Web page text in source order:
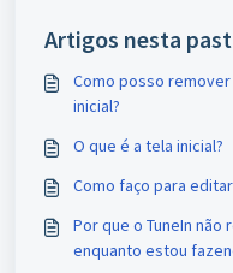
Artigos nesta
Como posso
inicial?
O que é a tela inicial?
Como faço para
Por que o TuneIn
enquanto estou